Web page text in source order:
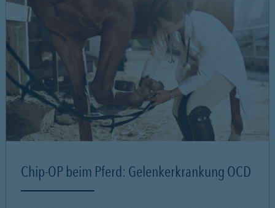
Chip-OP beim Pferd: Gelenkerkrankung OCD